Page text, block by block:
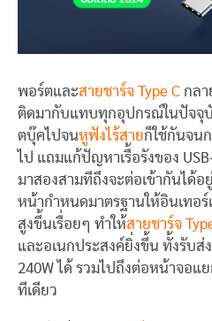
พอร์ตและสายชาร์จ Type C กลา
ติดมากับแทบทุกอุปกรณ์ในปัจจุ
ตบุ๊คไปจนหูฟังไร้สายก็ใช้กันจน
ไป แถมแก้ปัญหาเรื้อรังของ
มาสองสามทีถึงจะต่อเข้ากันได้อ
หน้ากำหนดมาตรฐานให้อินเทอร์
สูงขึ้นเรื่อยๆ ทำให้สายชาร์จ
และอเนกประสงค์ยิ่งขึ้น ทั้งรับส่
240W ได้ รวมไปถึงต่อหน้าจอแ
ทีเดียว